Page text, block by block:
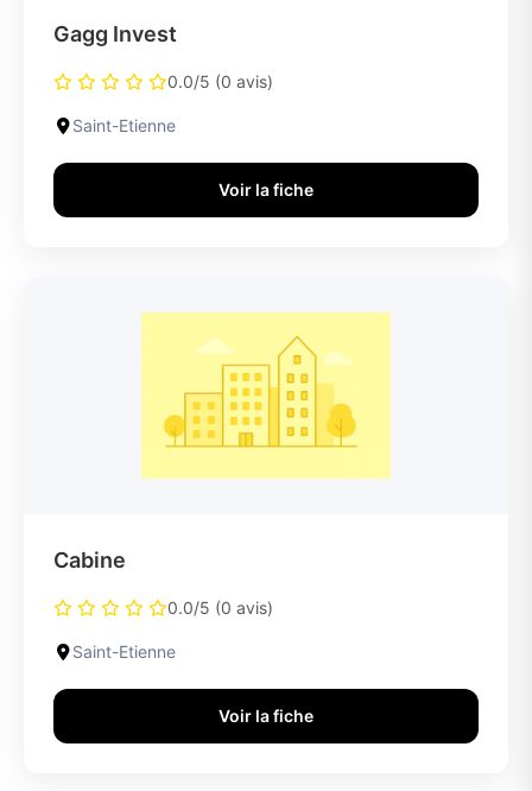
Gagg Invest
0.0/5 (0 avis)
Saint-Etienne
Voir la fiche
Cabine
0.0/5 (0 avis)
Saint-Etienne
Voir la fiche